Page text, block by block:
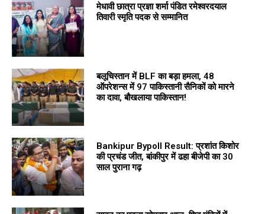
मेधावी छात्रा प्रज्ञा शर्मा पंडित रमेश्वरदयाल
तिवारी स्मृति पदक से सम्मानित
बलूचिस्तान में BLF का बड़ा हमला, 48
ऑपरेशन्स में 97 पाकिस्तानी सैनिकों को मारने
का दावा, बौखलाया पाकिस्तान!
Bankipur Bypoll Result: प्रशांत किशोर
की प्रचंड जीत, बांकीपुर में ढहा बीजेपी का 30
साल पुराना गढ़